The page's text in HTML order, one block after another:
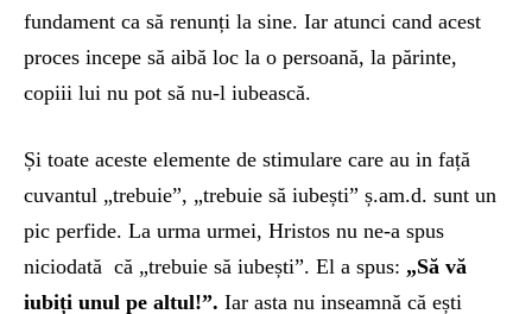
fundament ca să renunți la sine. Iar atunci cand acest
proces incepe să aibă loc la o persoană, la părinte,
copiii lui nu pot să nu-l iubească.
Și toate aceste elemente de stimulare care au in față
cuvantul „trebuie”, „trebuie să iubești” ș.am.d. sunt un
pic perfide. La urma urmei, Hristos nu ne-a spus
niciodată că „trebuie să iubești”. El a spus: „Să vă
iubiți unul pe altul!”. Iar asta nu inseamnă că ești